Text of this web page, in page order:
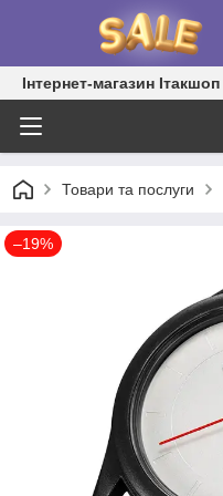
Інтернет-магазин Ітакшоп
Товари та послуги
–19%